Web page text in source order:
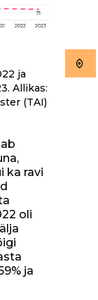
ja
Allikas:
(TAI)
ka ravi
oli
ja